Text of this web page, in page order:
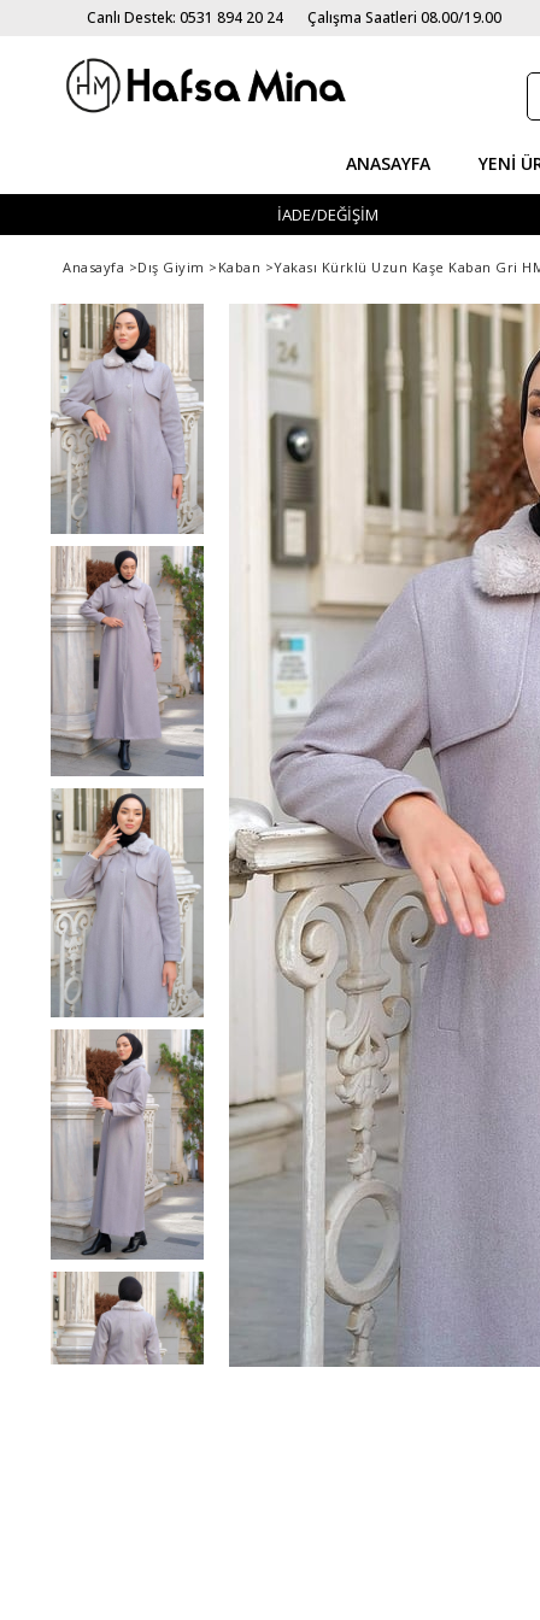
Canlı Destek: 0531 894 20 24 Çalışma Saatleri 08.00/19.00
ANASAYFA YENI
İADE/DEĞİŞİM
Anasayfa >Dış Giyim > Kaban >Yakası Kürklü Uzun Kaşe Kaban Gri